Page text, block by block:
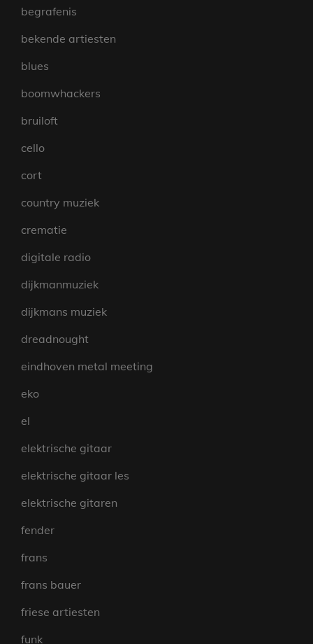
begrafenis
bekende artiesten
blues
boomwhackers
bruiloft
cello
cort
country muziek
crematie
digitale radio
dijkmanmuziek
dijkmans muziek
dreadnought
eindhoven metal meeting
eko
el
elektrische gitaar
elektrische gitaar les
elektrische gitaren
fender
frans
frans bauer
friese artiesten
funk